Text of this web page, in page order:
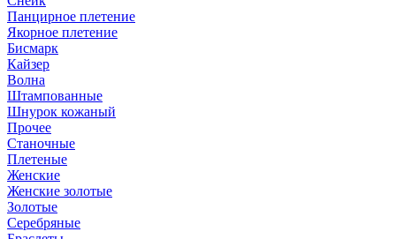
Панцирное плетение
Якорное плетение
Бисмарк
Кайзер
Волна
Штампованные
Шнурок кожаный
Прочее
Станочные
Плетеные
Женские
Женские золотые
Золотые
Серебряные